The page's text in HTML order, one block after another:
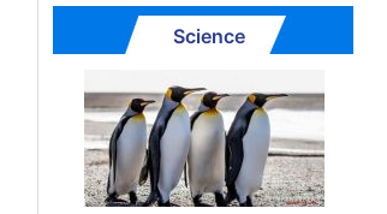
Science